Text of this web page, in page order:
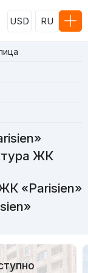
USD RU
ЖК
«Parisien»